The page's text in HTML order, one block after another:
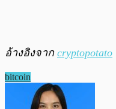
อ้างอิงจาก cryptopotato
bitcoin